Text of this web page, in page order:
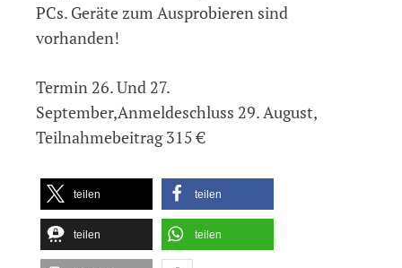
PCs. Geräte zum Ausprobieren sind
vorhanden!
Termin 26. Und 27.
September,Anmeldeschluss 29. August,
Teilnahmebeitrag 315 €
teilen teilen
teilen teilen